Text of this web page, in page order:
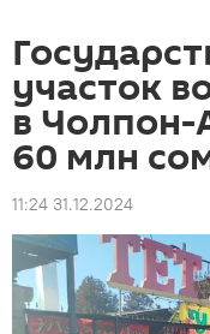
участок
в Чолпон-
60 млн
11:24 31.12.2024